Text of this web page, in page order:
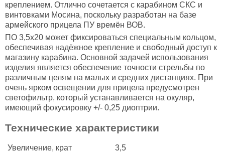
креплением. Отлично сочетается с карабином СКС и
винтовками Мосина, поскольку разработан на базе
армейского прицела ПУ времён ВОВ.
ПО 3,5х20 может фиксироваться специальным кольцом,
обеспечивая надёжное крепление и свободный доступ к
магазину карабина. Основной задачей использования
изделия является обеспечение точности стрельбы по
различным целям на малых и средних дистанциях. При
очень ярком освещении для прицела предусмотрен
светофильтр, который устанавливается на окуляр,
имеющий фокусировку +/- 0,25 диоптрии.
Технические характеристики
Увеличение, крат 3,5